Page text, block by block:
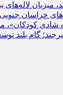
میزبان
شادی
گام بلند